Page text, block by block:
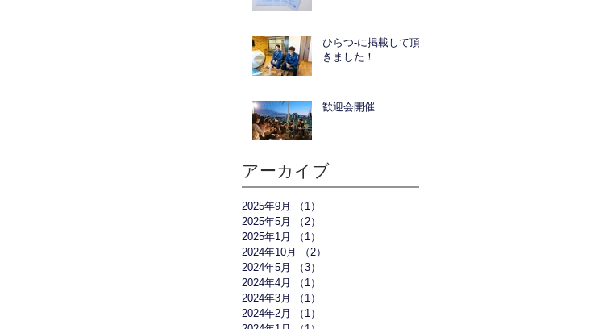
ひらつ-に掲載して頂
きました！
歓迎会開催
アーカイブ
2025年9月 （1）
2025年5月
（2）
2025年1月
（1）
2024年10月
（2）
2024年5月
（3）
2024年4月
（1）
2024年3月
（1）
2024年2月
（1）